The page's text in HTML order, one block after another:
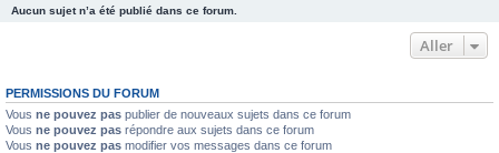
Aucun sujet n’a été publié dans ce forum.
Aller
PERMISSIONS DU FORUM
Vous ne pouvez pas publier de nouveaux sujets dans ce forum
Vous ne pouvez pas répondre aux sujets dans ce forum
Vous ne pouvez pas modifier vos messages dans ce forum